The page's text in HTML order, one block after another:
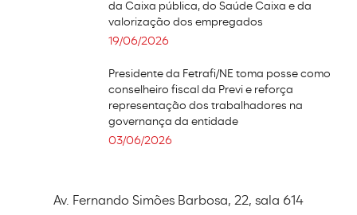
da Caixa pública, do Saúde Caixa e da
valorização dos empregados
19/06/2026
Presidente da Fetrafi/NE toma posse como
conselheiro fiscal da Previ e reforça
representação dos trabalhadores na
governança da entidade
03/06/2026
Av. Fernando Simões Barbosa, 22, sala 614